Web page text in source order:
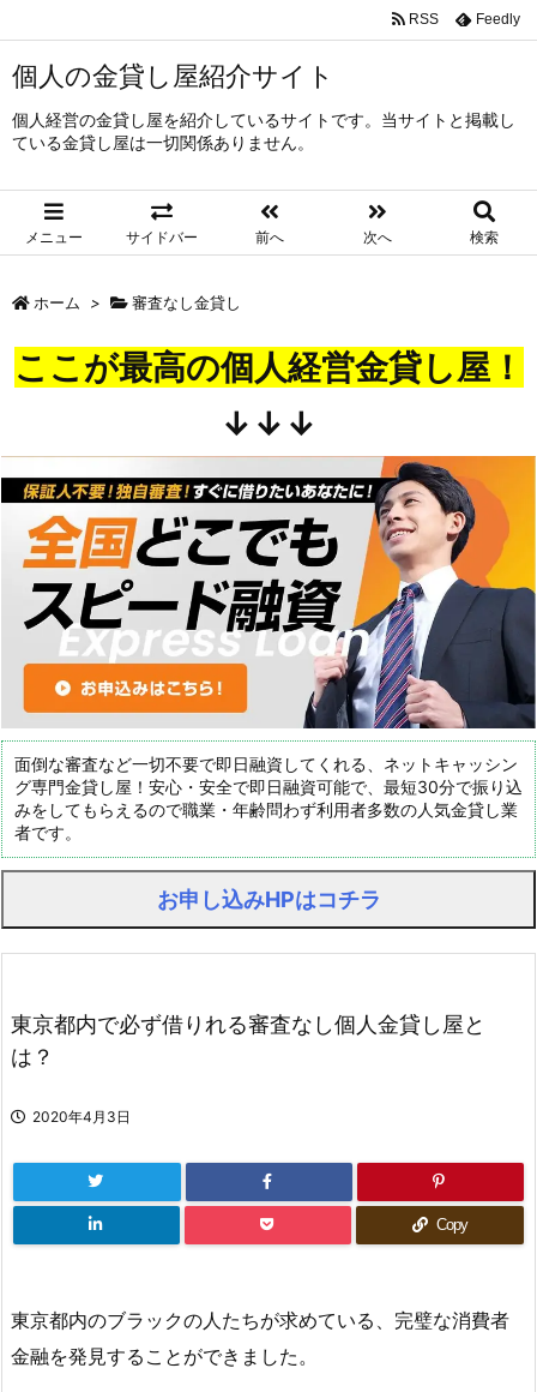
個人の金貸し屋紹介サイト
個人経営の金貸し屋を紹介しているサイトです。当サイトと掲載し
ている金貸し屋は一切関係ありません。
メニュー サイドバー 前へ 次へ 検索
RSS Feedly
ホーム > 審査なし金貸し
ここが最高の個人経営金貸し屋！
↓↓↓
面倒な審査など一切不要で即日融資してくれる、ネットキャッシン
グ専門金貸し屋！安心・安全で即日融資可能で、最短30分で振り込
みをしてもらえるので職業・年齢問わず利用者多数の人気金貸し業
者です。
お申し込みHPはコチラ
東京都内で必ず借りれる審査なし個人金貸し屋と
は？
2020年4月3日
Copy
東京都内のブラックの人たちが求めている、完璧な消費者
金融を発見することができました。